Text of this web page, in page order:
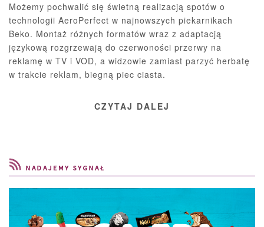
Możemy pochwalić się świetną realizacją spotów o
technologii AeroPerfect w najnowszych piekarnikach
Beko. Montaż różnych formatów wraz z adaptacją
językową rozgrzewają do czerwoności przerwy na
reklamę w TV i VOD, a widzowie zamiast parzyć herbatę
w trakcie reklam, biegną piec ciasta.
CZYTAJ DALEJ